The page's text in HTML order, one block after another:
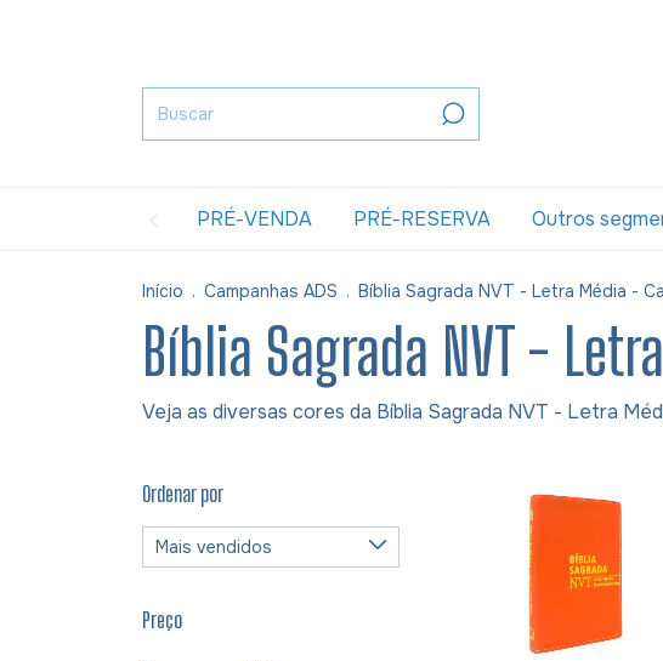
PRÉ-VENDA PRÉ-RESERVA Outros
Início . Campanhas ADS . Bíblia Sagrada NVT - Letra Média -
Bíblia Sagrada NVT -
Veja as diversas cores da Bíblia Sagrada NVT - Letra
Ordenar por
Preço